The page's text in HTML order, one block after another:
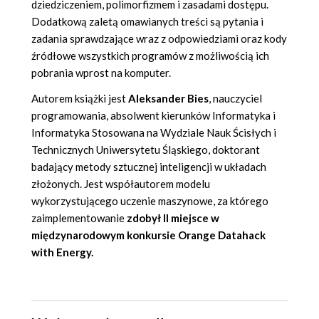
dziedziczeniem, polimorfizmem i zasadami dostępu.
Dodatkową zaletą omawianych treści są pytania i
zadania sprawdzające wraz z odpowiedziami oraz kody
źródłowe wszystkich programów z możliwością ich
pobrania wprost na komputer.
Autorem książki jestAleksander Bies, nauczyciel
programowania, absolwent kierunków Informatyka i
Informatyka Stosowana na Wydziale Nauk Ścisłych i
Technicznych Uniwersytetu Śląskiego, doktorant
badający metody sztucznej inteligencji w układach
złożonych. Jest współautorem modelu
wykorzystującego uczenie maszynowe, za którego
zaimplementowanie zdobył II miejsce w
międzynarodowym konkursie Orange Datahack
with Energy.